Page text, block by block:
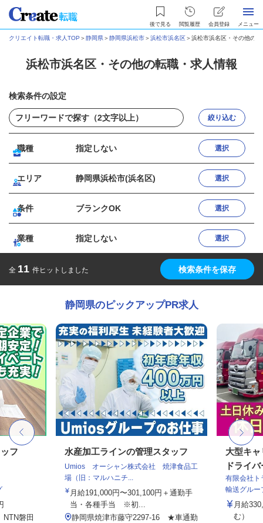
後で見る 閲覧履歴 会員登録 メニュー
クリエイト転職・求人TOP ＞静岡県＞静岡県浜松市＞浜松市浜名区＞浜松市浜名区・その他の
浜松市浜名区・その他の転職・求人情報
検索条件の設定
絞り込む
職種 指定しない 選択
エリア 静岡県浜松市(浜名区) 選択
条件 ブランクOK 選択
業種 指定しない 選択
全 11 件ヒットしました 検索条件を保存
静岡県のピックアップPR求人
フ
磐田
水産加工ラインの管理スタッフ
Umios オーシャン株式会社 焼津食品工
場（旧：マルハニチ...
月給191,000円〜301,100円＋通勤手
当・各種手当 ※初...
静岡県焼津市藤守2297-16 ★車通勤
大型キ
ドライバ
有限会社ト
輸送グルー
月給
む）